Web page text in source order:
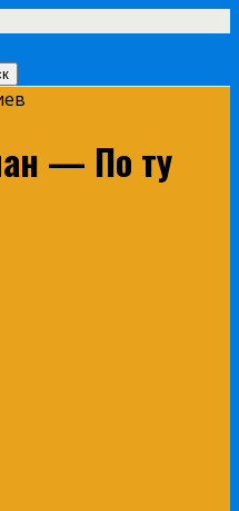
— По ту